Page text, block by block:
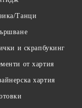
Танци
и скрапбукинг
от хартия
хартия